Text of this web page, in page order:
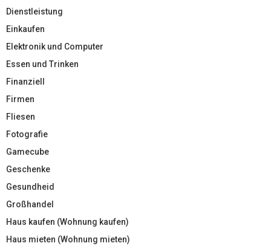
Dienstleistung
Einkaufen
Elektronik und Computer
Essen und Trinken
Finanziell
Firmen
Fliesen
Fotografie
Gamecube
Geschenke
Gesundheid
Großhandel
Haus kaufen (Wohnung kaufen)
Haus mieten (Wohnung mieten)